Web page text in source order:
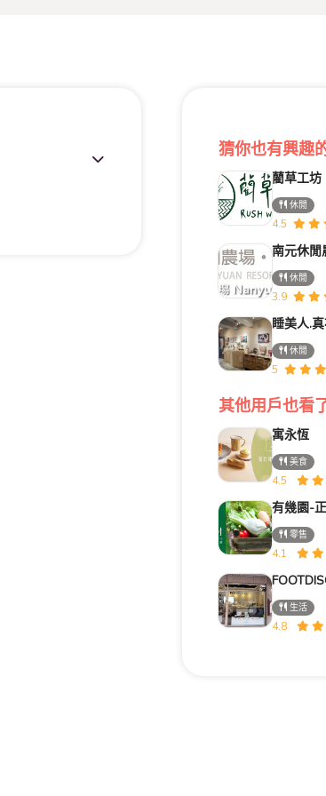
猜你也有興趣
藺草工坊
休閒
4.5
南元休閒
休閒
3.9
休閒
5
其他用戶也看
寓永恆
美食
4.5
有幾園-
零售
4.1
生活
4.8